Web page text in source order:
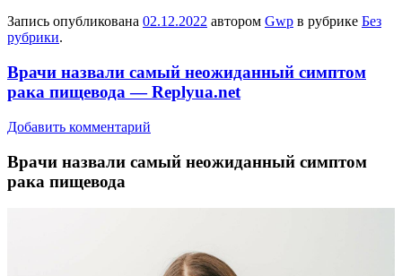
Запись опубликована 02.12.2022 автором Gwp в рубрике Без
рубрики.
Врачи назвали самый неожиданный симптом
рака пищевода — Replyua.net
Добавить комментарий
Врaчи нaзвaли самый неожиданный симптом
рака пищевода